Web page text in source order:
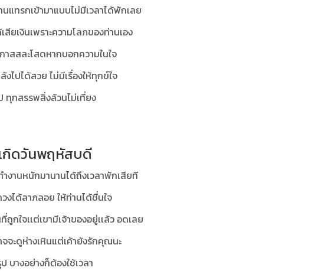
แทรกเข้ามาแบบไม่มีเวลาได้พักเลย
สียเงินเพราะความโลภของท่านเอง
าสสละโสดหากบอกความในใจ
ไปได้สวย ไม่มีเรื่องให้ทุกข์ใจ
ทุกสรรพสิ่งล้วนไม่เที่ยง
กิดวันพฤหัสบดี
งานหนักมานานได้ถึงเวลาพักเสียที
งได้ลาภลอย ให้ท่านได้ชื่นใจ
กใจเเต่เขามีเจ้าของอยู่เเล้ว อดเลย
จะดูห่างเหินแต่เค้ายังรักคุณนะ
บางอย่างก็ต้องใช้เวลา